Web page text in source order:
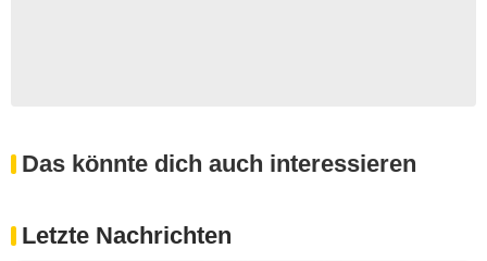
Das könnte dich auch interessieren
Letzte Nachrichten